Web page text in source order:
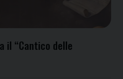
il “Cantico delle